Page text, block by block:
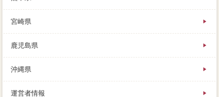
宮崎県
鹿児島県
沖縄県
運営者情報